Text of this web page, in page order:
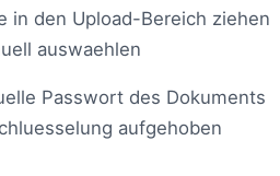
in den Upload-Bereich ziehen
auswaehlen
Passwort des Dokuments
aufgehoben